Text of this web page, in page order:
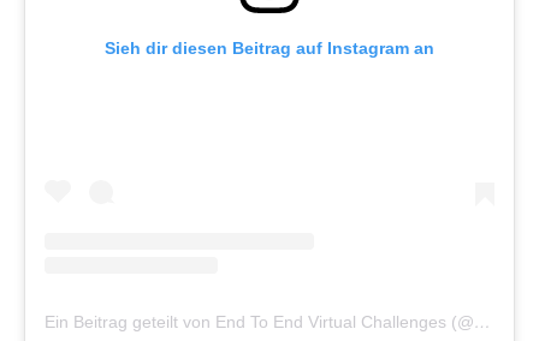
Sieh dir diesen Beitrag auf Instagram an
Ein Beitrag geteilt von End To End Virtual Challenges (@runendtoend)